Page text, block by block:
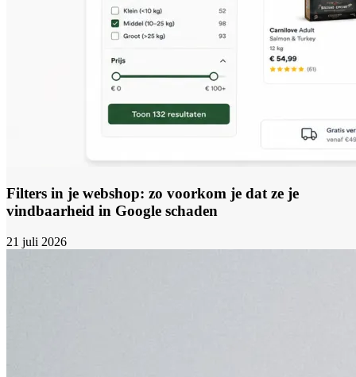
Filters in je webshop: zo voorkom je dat ze je
vindbaarheid in Google schaden
21 juli 2026